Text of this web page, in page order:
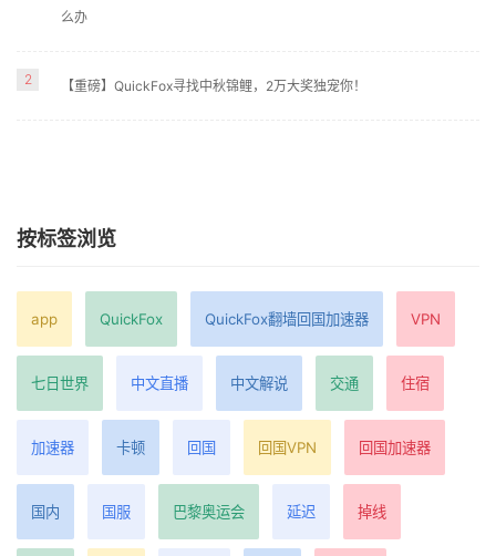
么办
2 【重磅】QuickFox寻找中秋锦鲤，2万大奖独宠你！
按标签浏览
app QuickFox QuickFox翻墙回国加速器 VPN
七日世界 中文直播 中文解说 交通 住宿
加速器 卡顿 回国 回国VPN 回国加速器
国内 国服 巴黎奥运会 延迟 掉线